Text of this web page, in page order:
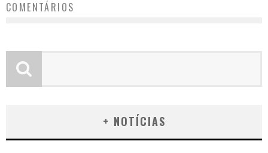
COMENTÁRIOS
+ NOTÍCIAS